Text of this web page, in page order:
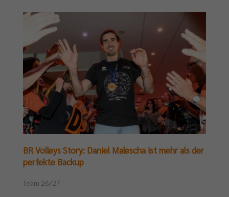
BR Volleys Story: Daniel Malescha ist mehr als der
perfekte Backup
Team 26/27